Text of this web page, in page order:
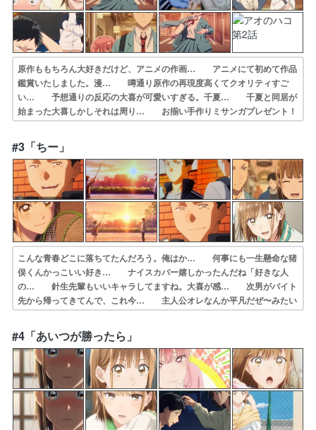
原作ももちろん大好きだけど、アニメの作画… アニメにて初めて作品
鑑賞いたしました。漫… 噂通り原作の再現度高くてクオリティすご
い… 予想通りの反応の大喜が可愛いすぎる。千夏… 千夏と同居が
始まった大喜しかしそれは周り… お揃い手作りミサンガプレゼント！
青春って… 作画監督どこか見てないから分からないんだ… 千夏先
輩が可愛すぎてしんどいひなちゃんは… 千夏先輩の動きがもっそりし
てるの好きワン… 無邪気に笑う雛ちゃん可愛すぎたナイスcv…
#3「ちー」
こんな青春どこに落ちてたんだろう。俺はか… 何事にも一生懸命な猪
俣くんかっこいい好き… ナイスカバー嬉しかったんだね「好きな人
の… 針生先輩もいいキャラしてますね。大喜が感… 次男がバイト
先から帰ってきてんで、これ今… 主人公オレなんか平凡だぜ〜みたい
な感じな… 主人公の前向きでがんばり屋な姿勢は私も見… 針生先
輩の大喜のイジり方がニクい性格は素… なんか…もう全て尊い 自分
も部活に打ち込… 面白かったいい先輩！タイトルの“ちー”っ…
#4「あいつが勝ったら」